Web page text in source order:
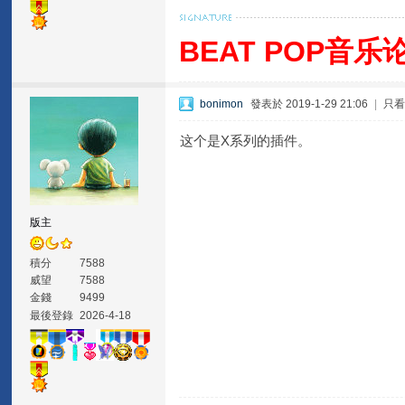
BEAT POP音乐
版主
積分
7588
威望
7588
金錢
9499
最後登錄 2026-4-18
bonimon 發表於 2019-1-29 21:06 只
这个是X系列的插件。